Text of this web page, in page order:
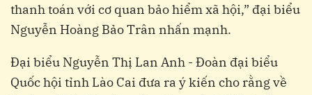
thanh toán với cơ quan bảo hiểm xã hội,” đại biểu
Nguyễn Hoàng Bảo Trân nhấn mạnh.
Đại biểu Nguyễn Thị Lan Anh - Đoàn đại biểu
Quốc hội tỉnh Lào Cai đưa ra ý kiến cho rằng về